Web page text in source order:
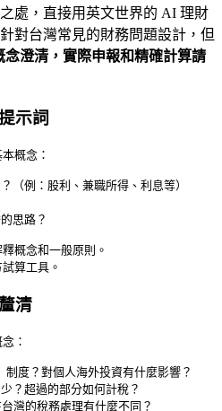
處，直接用英文世界的 AI 理財
對台灣常見的財務問題設計，但
念澄清，實際申報和精確計算請
示詞
概念：
例：股利、兼職所得、利息等）
思路？
概念和一般原則。
清
：
度？對個人海外投資有什麼影響？
？超過的部分如何計稅？
的稅務處理有什麼不同？